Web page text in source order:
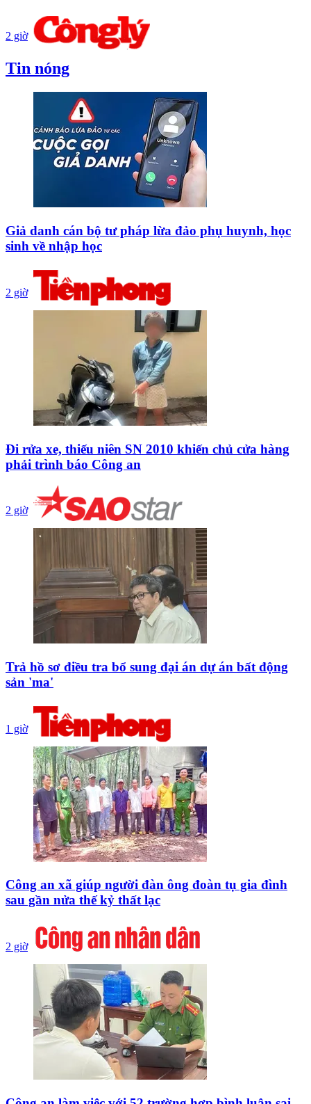
2 giờ
Tin nóng
Giả danh cán bộ tư pháp lừa đảo phụ huynh, học
sinh về nhập học
2 giờ
Đi rửa xe, thiếu niên SN 2010 khiến chủ cửa hàng
phải trình báo Công an
2 giờ
Trả hồ sơ điều tra bổ sung đại án dự án bất động
sản 'ma'
1 giờ
Công an xã giúp người đàn ông đoàn tụ gia đình
sau gần nửa thế kỷ thất lạc
2 giờ